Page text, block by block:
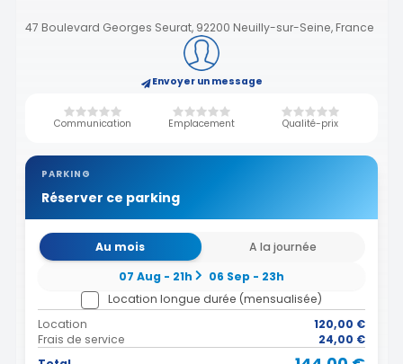
47 Boulevard Georges Seurat, 92200 Neuilly-sur-Seine, France
Envoyer un message
Communication Emplacement Qualité-prix
PARKING
Réserver ce parking
Au mois
A la journée
07 Aug - 21h
06 Sep - 23h
Location longue durée (mensualisée)
Location
120,00 €
Frais de service
24,00 €